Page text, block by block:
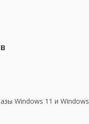
Windows 11 и